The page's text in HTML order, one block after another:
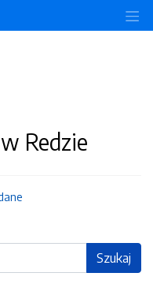
Redzie
Szukaj